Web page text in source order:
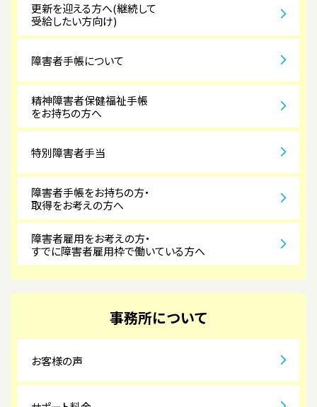
更新を迎える方へ(継続して
受給したい方向け)
障害者手帳について
精神障害者保健福祉手帳
をお持ちの方へ
特別障害者手当
障害者手帳をお持ちの方・
取得をお考えの方へ
障害者雇用をお考えの方・
すでに障害者雇用枠で働いている方へ
事務所について
お客様の声